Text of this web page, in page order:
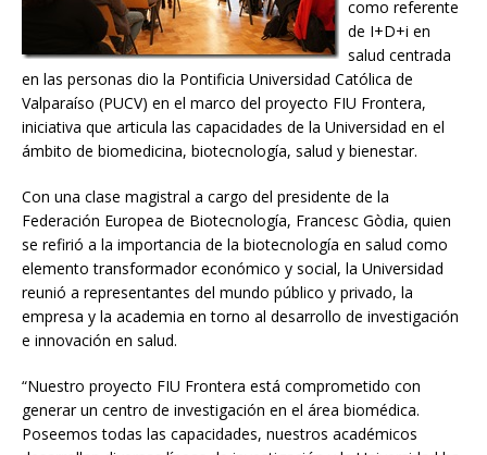
como referente
de I+D+i en
salud centrada
en las personas dio la Pontificia Universidad Católica de
Valparaíso (PUCV) en el marco del proyecto FIU Frontera,
iniciativa que articula las capacidades de la Universidad en el
ámbito de biomedicina, biotecnología, salud y bienestar.
Con una clase magistral a cargo del presidente de la
Federación Europea de Biotecnología, Francesc Gòdia, quien
se refirió a la importancia de la biotecnología en salud como
elemento transformador económico y social, la Universidad
reunió a representantes del mundo público y privado, la
empresa y la academia en torno al desarrollo de investigación
e innovación en salud.
“Nuestro proyecto FIU Frontera está comprometido con
generar un centro de investigación en el área biomédica.
Poseemos todas las capacidades, nuestros académicos